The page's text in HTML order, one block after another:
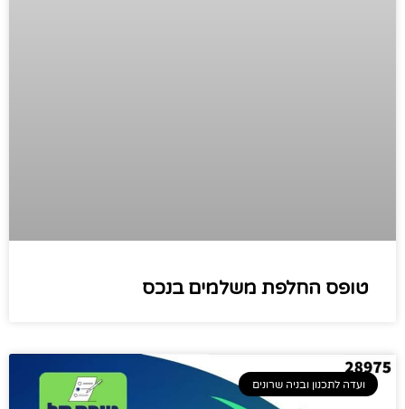
טופס החלפת משלמים בנכס
ועדה לתכנון ובניה שרונים